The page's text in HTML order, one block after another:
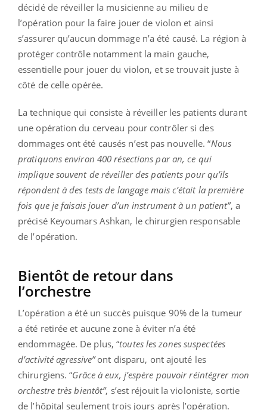
décidé de réveiller la musicienne au milieu de
l’opération pour la faire jouer de violon et ainsi
s’assurer qu’aucun dommage n’a été causé. La région à
protéger contrôle notamment la main gauche,
essentielle pour jouer du violon, et se trouvait juste à
côté de celle opérée.
La technique qui consiste à réveiller les patients durant
une opération du cerveau pour contrôler si des
dommages ont été causés n’est pas nouvelle. “Nous
pratiquons environ 400 résections par an, ce qui
implique souvent de réveiller des patients pour qu’ils
répondent à des tests de langage mais c’était la première
fois que je faisais jouer d’un instrument à un patient”, a
précisé Keyoumars Ashkan, le chirurgien responsable
de l’opération.
Bientôt de retour dans
l’orchestre
L’opération a été un succès puisque 90% de la tumeur
a été retirée et aucune zone à éviter n’a été
endommagée. De plus, “toutes les zones suspectées
d’activité agressive”ont disparu, ont ajouté les
chirurgiens. “Grâce à eux, j’espère pouvoir réintégrer mon
orchestre très bientôt”, s’est réjouit la violoniste, sortie
de l’hôpital seulement trois jours après l’opération.